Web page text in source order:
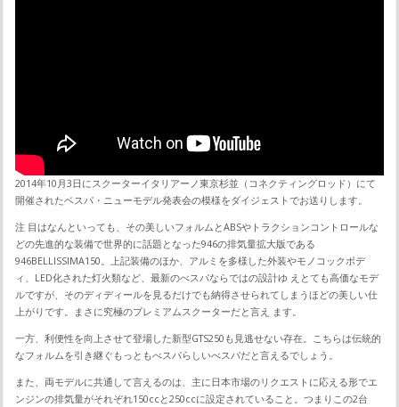
2014年10月3日にスクーターイタリアーノ東京杉並（コネクティングロッド）にて
開催されたベスパ・ニューモデル発表会の模様をダイジェストでお送りします。
注 目はなんといっても、その美しいフォルムとABSやトラクションコントロールな
どの先進的な装備で世界的に話題となった946の排気量拡大版である
946BELLISSIMA150。上記装備のほか、アルミを多様した外装やモノコックボデ
ィ、LED化された灯火類など、最新のべスパならではの設計ゆ えとても高価なモデ
ルですが、そのディディールを見るだけでも納得させられてしまうほどの美しい仕
上がりです。まさに究極のプレミアムスクーターだと言え ます。
一方、利便性を向上させて登場した新型GTS250も見逃せない存在。こちらは伝統的
なフォルムを引き継ぐもっともべスパらしいべスパだと言えるでしょう。
また、両モデルに共通して言えるのは、主に日本市場のリクエストに応える形でエ
ンジンの排気量がそれぞれ150ccと250ccに設定されていること。つまりこの2台